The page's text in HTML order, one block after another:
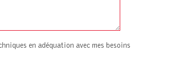
en adéquation avec mes besoins